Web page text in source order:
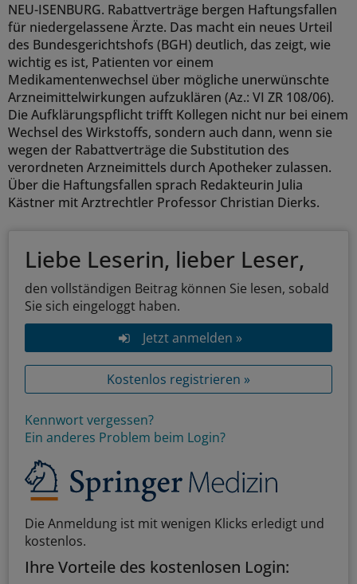
NEU-ISENBURG. Rabattverträge bergen Haftungsfallen
für niedergelassene Ärzte. Das macht ein neues Urteil
des Bundesgerichtshofs (BGH) deutlich, das zeigt, wie
wichtig es ist, Patienten vor einem
Medikamentenwechsel über mögliche unerwünschte
Arzneimittelwirkungen aufzuklären (Az.: VI ZR 108/06).
Die Aufklärungspflicht trifft Kollegen nicht nur bei einem
Wechsel des Wirkstoffs, sondern auch dann, wenn sie
wegen der Rabattverträge die Substitution des
verordneten Arzneimittels durch Apotheker zulassen.
Über die Haftungsfallen sprach Redakteurin Julia
Kästner mit Arztrechtler Professor Christian Dierks.
Liebe Leserin, lieber Leser,
den vollständigen Beitrag können Sie lesen, sobald
Sie sich eingeloggt haben.
Jetzt anmelden »
Kostenlos registrieren »
Kennwort vergessen?
Ein anderes Problem beim Login?
Die Anmeldung ist mit wenigen Klicks erledigt und
kostenlos.
Ihre Vorteile des kostenlosen Login: